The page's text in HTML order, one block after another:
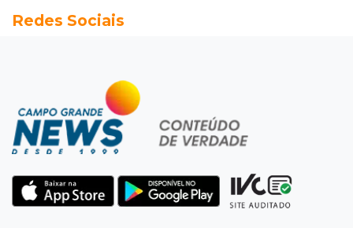
Dócil e brincalhão, cachorrinho Dobi
Jardim Noroeste
Homem invade casa pela janela e abusa de
mulher dentro do quarto
Rebanho bovino de MS encolhe em 616 mil
animais em um ano
Redes Sociais